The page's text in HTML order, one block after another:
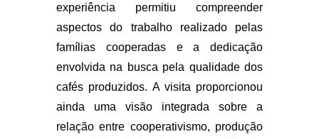
experiência permitiu compreender
aspectos do trabalho realizado pelas
famílias cooperadas e a dedicação
envolvida na busca pela qualidade dos
cafés produzidos. A visita proporcionou
ainda uma visão integrada sobre a
relação entre cooperativismo, produção